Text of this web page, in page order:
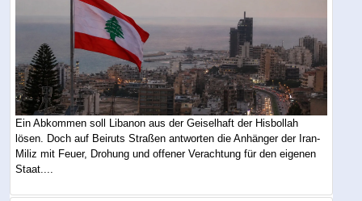
Ein Abkommen soll Libanon aus der Geiselhaft der Hisbollah
lösen. Doch auf Beiruts Straßen antworten die Anhänger der Iran-
Miliz mit Feuer, Drohung und offener Verachtung für den eigenen
Staat....